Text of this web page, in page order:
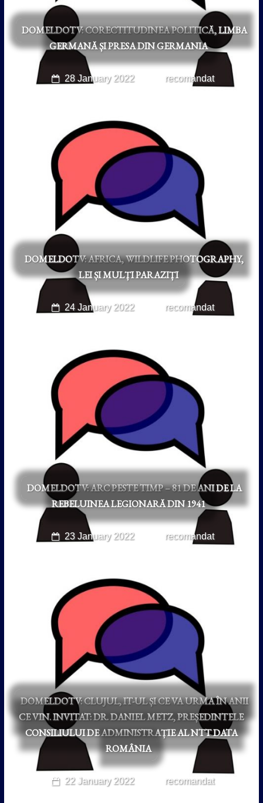
DOMELDOTV: CORECTITUDINEA POLITICĂ, LIMBA
GERMANĂ ȘI PRESA DIN GERMANIA
28 January 2022 recomandat
DOMELDOTV: AFRICA, WILDLIFE PHOTOGRAPHY,
LEI ȘI MULȚI PARAZIȚI
24 January 2022 recomandat
DOMELDOTV: ARC PESTE TIMP – 81 DE ANI DE LA
REBELUINEA LEGIONARĂ DIN 1941
23 January 2022 recomandat
DOMELDOTV: CLUJUL, IT-UL ȘI CE VA URMA ÎN ANII
CE VIN. INVITAT: DR. DANIEL METZ, PREȘEDINTELE
CONSILIULUI DE ADMINISTRAȚIE AL NTT DATA
ROMÂNIA
22 January 2022 recomandat